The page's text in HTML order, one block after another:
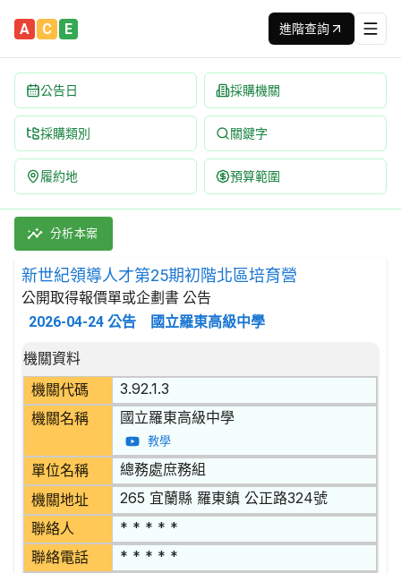
A C E 進階查詢
公告日 採購機關
採購類別 關鍵字
履約地 預算範圍
新世紀領導人才第25期初階北區培育營 招標公告 | 案號：
採購類別：勞務類 支援及輔助運輸服務 | 招標方式：公開
分析本案
新世紀領導人才第25期初階北區培育營
公開取得報價單或企劃書 公告
2026-04-24 公告 國立羅東高級中學
招標公告詳細內容
機關資料
機關代碼
3.92.1.3
機關名稱 國立羅東高級中學
教學
單位名稱 總務處庶務組
機關地址 265 宜蘭縣 羅東鎮 公正路324號
聯絡人 * * * * *
聯絡電話 * * * * *